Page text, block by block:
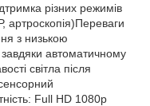
різних режимів
артроскопія)Переваги
з низькою
автоматичному
світла після
Full HD 1080p